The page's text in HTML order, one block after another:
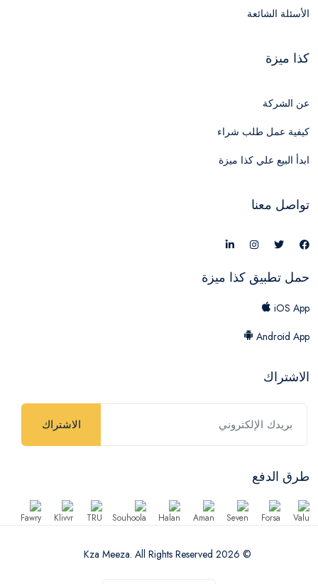
الأسئلة الشائعة
كذا ميزة
عن الشركة
كيفية عمل طلب شراء
ابدأ البيع علي كذا ميزة
تواصل معنا
حمل تطبيق كذا ميزة
iOS App
Android App
الاشتراك
الاشتراك
طرق الدفع
© 2026 Kza Meeza. All Rights Reserved